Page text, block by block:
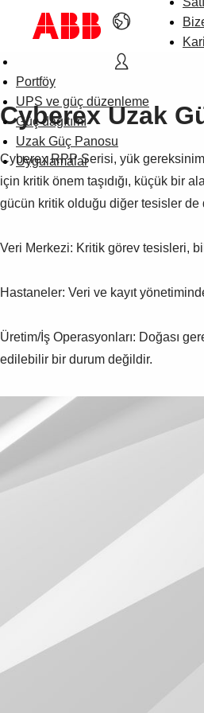
Portföy
UPS ve güç düzenleme
Güç dağıtımı
Uzak Güç Panosu
Uygulamalar
Cyberex Uzak
Cyberex RPP Serisi, yük
için kritik önem taşıdığı, küçük bir
gücün kritik olduğu diğer tesisler
Veri Merkezi: Kritik görev tesisleri,
Hastaneler: Veri ve kayıt
Üretim/İş Operasyonları: Doğası
edilebilir bir durum değildir.